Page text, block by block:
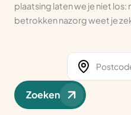
plaatsing laten we je niet
betrokken nazorg weet je
Zoeken